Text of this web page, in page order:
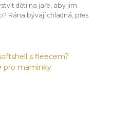
děti na jaře, aby jim
Rána bývají chladná, přes